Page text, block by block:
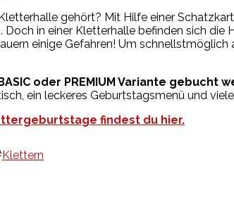
gehört? Mit Hilfe einer
in einer Kletterhalle befinden sich
einige Gefahren! Um
oder PREMIUM Variante gebucht
ein leckeres Geburtstagsmenü und
findest du hier.
Klettern